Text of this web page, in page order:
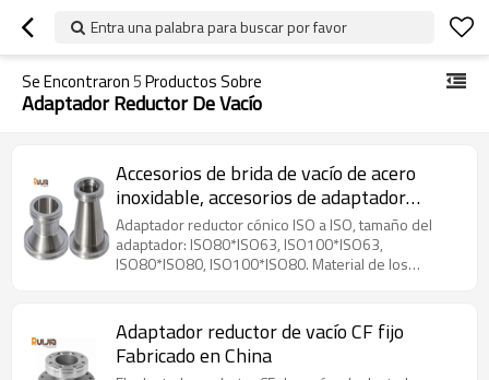
Entra una palabra para buscar por favor
Se Encontraron5Productos Sobre
Adaptador Reductor De Vacío
Accesorios de brida de vacío de acero
inoxidable, accesorios de adaptador
reductor cónico ISO-ISO al por mayor
Adaptador reductor cónico ISO a ISO, tamaño del
adaptador: ISO80*ISO63, ISO100*ISO63,
ISO80*ISO80, ISO100*ISO80. Material de los
Adaptador reductor de vacío CF fijo
Fabricado en China